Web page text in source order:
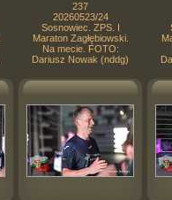
237
20260523/24
Sosnowiec. ZPS. I
Maraton Zagłębiowski.
Na mecie. FOTO:
Dariusz Nowak (nddg)